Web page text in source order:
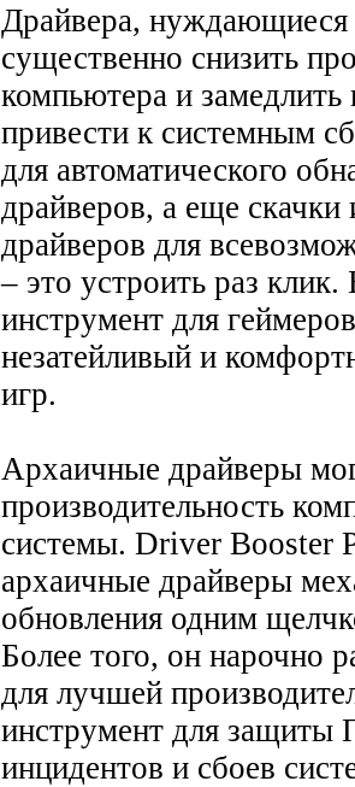
Драйвера, нуждающиеся
существенно снизить
компьютера и
привести к системным
для автоматического
драйверов, а еще
драйверов для
– это устроить раз
инструмент для
незатейливый и
игр.
Архаичные драйверы
производительность
системы. Driver Booster
архаичные драйверы
обновления одним
Более того, он нарочно
для лучшей
инструмент для защиты
инцидентов и сбоев